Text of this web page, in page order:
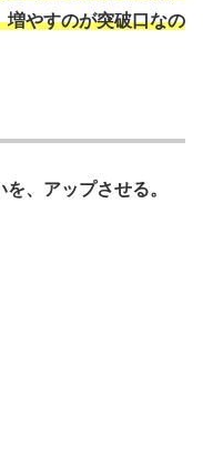
増やすのが突破口なの
、アップさせる。